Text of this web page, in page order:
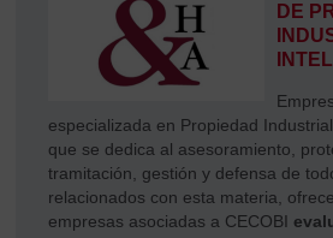
DE
especializada en Propiedad
que se dedica al asesoramiento,
tramitación, gestión y defensa de
relacionados con esta materia,
empresas asociadas a CECOBI